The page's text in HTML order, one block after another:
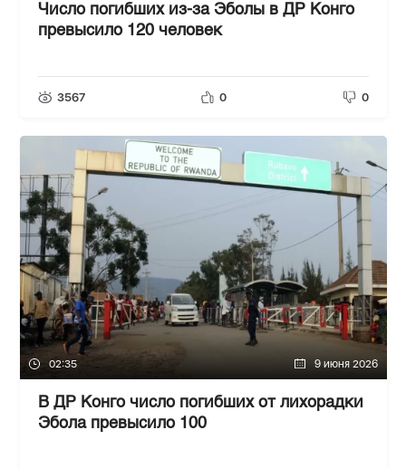
Число погибших из-за Эболы в ДР Конго
превысило 120 человек
3567 0 0
02:35 9 июня 2026
В ДР Конго число погибших от лихорадки
Эбола превысило 100